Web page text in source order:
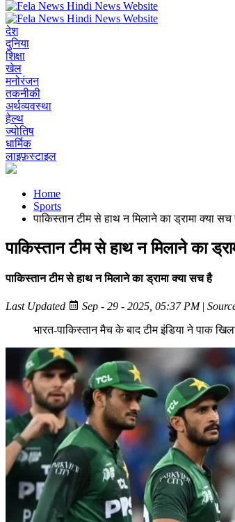
देश
दुनिया
शिक्षा
खेल
मनोरंजन
तकनीकी
अर्थव्यवस्था
हेल्थ
ज्योतिष
धार्मिक
लाइफ़स्टाइल
Home
Sports
पाकिस्तान टीम से हाथ न मिलाने का ड्रामा क्या सच
पाकिस्तान टीम से हाथ न मिलाने का
पाकिस्तान टीम से हाथ न मिलाने का ड्रामा क्या सच है
Last Updated Sep - 29 - 2025, 05:37 PM|
भारत-पाकिस्तान मैच के बाद टीम इंडिया ने पाक